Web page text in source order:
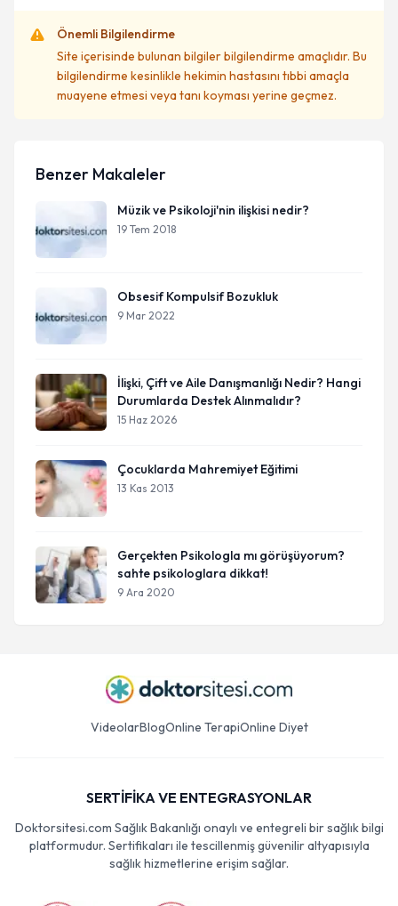
Önemli Bilgilendirme
Site içerisinde bulunan bilgiler bilgilendirme amaçlıdır. Bu
bilgilendirme kesinlikle hekimin hastasını tıbbi amaçla
muayene etmesi veya tanı koyması yerine geçmez.
Benzer Makaleler
Müzik ve Psikoloji'nin ilişkisi nedir?
19 Tem 2018
Obsesif Kompulsif Bozukluk
9 Mar 2022
İlişki, Çift ve Aile Danışmanlığı Nedir? Hangi
Durumlarda Destek Alınmalıdır?
15 Haz 2026
Çocuklarda Mahremiyet Eğitimi
13 Kas 2013
Gerçekten Psikologla mı görüşüyorum?
sahte psikologlara dikkat!
9 Ara 2020
VideolarBlogOnline TerapiOnline Diyet
SERTİFİKA VE ENTEGRASYONLAR
Doktorsitesi.com Sağlık Bakanlığı onaylı ve entegreli bir sağlık bilgi
platformudur. Sertifikaları ile tescillenmiş güvenilir altyapısıyla
sağlık hizmetlerine erişim sağlar.